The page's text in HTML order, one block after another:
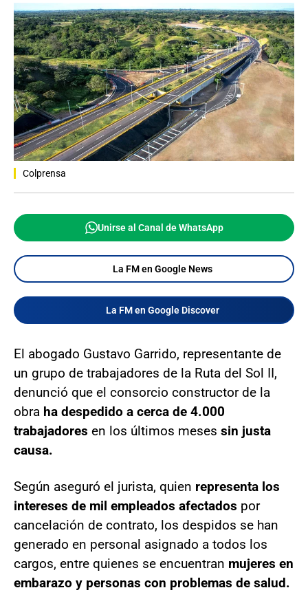
Colprensa
Unirse al Canal de WhatsApp
La FM en Google News
La FM en Google Discover
El abogado Gustavo Garrido, representante de
un grupo de trabajadores de la Ruta del Sol II,
denunció que el consorcio constructor de la
obra ha despedido a cerca de 4.000
trabajadores en los últimos meses sin justa
causa.
Según aseguró el jurista, quien representa los
intereses de mil empleados afectados por
cancelación de contrato, los despidos se han
generado en personal asignado a todos los
cargos, entre quienes se encuentran mujeres en
embarazo y personas con problemas de salud.